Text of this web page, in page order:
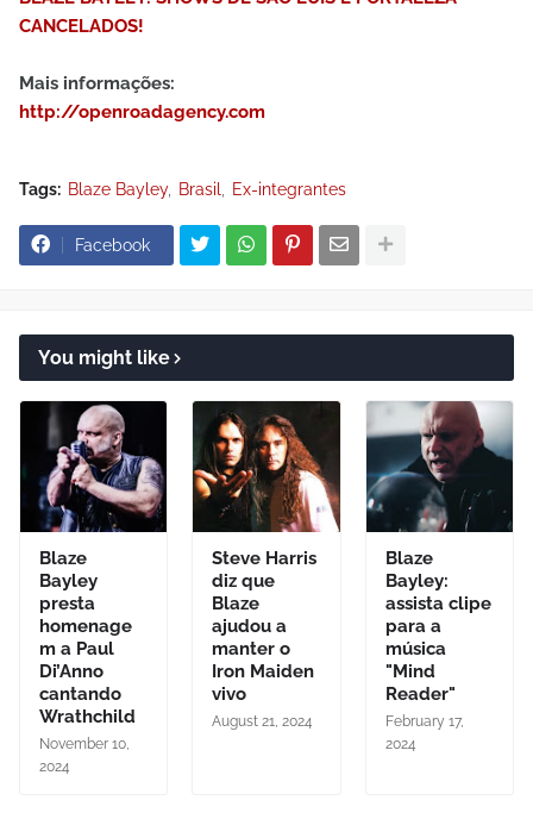
CANCELADOS!
Mais informações:
http://openroadagency.com
Tags: Blaze Bayley Brasil Ex-integrantes
Facebook
You might like
Blaze
Bayley
presta
homenage
m a Paul
Di’Anno
cantando
Wrathchild
November 10,
2024
Steve Harris
diz que
Blaze
ajudou a
manter o
Iron Maiden
vivo
August 21, 2024
Blaze
Bayley:
assista clipe
para a
música
"Mind
Reader"
February 17,
2024